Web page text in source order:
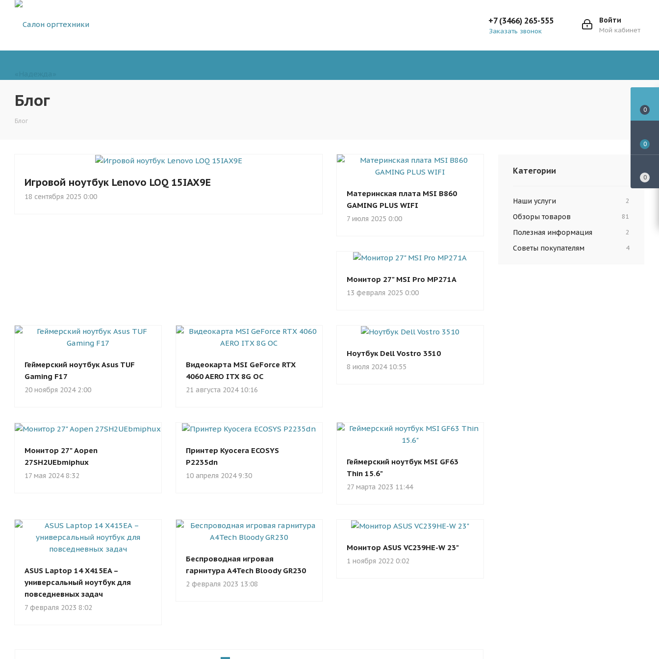
Войти
Мой кабинет
+7 (3466) 265-555
Заказать звонок
Блог
Блог
Игровой ноутбук Lenovo LOQ 15IAX9E
18 сентября 2025 0:00
Материнская плата MSI B860
GAMING PLUS WIFI
7 июля 2025 0:00
Монитор 27" MSI Pro MP271A
13 февраля 2025 0:00
Геймерский ноутбук Asus TUF
Gaming F17
20 ноября 2024 2:00
Видеокарта MSI GeForce RTX
4060 AERO ITX 8G OC
21 августа 2024 10:16
Ноутбук Dell Vostro 3510
8 июля 2024 10:55
Монитор 27" Aopen
27SH2UEbmiphux
17 мая 2024 8:32
Принтер Kyocera ECOSYS
P2235dn
10 апреля 2024 9:30
Геймерский ноутбук MSI GF63
Thin 15.6"
27 марта 2023 11:44
ASUS Laptop 14 X415EA –
универсальный ноутбук для
повседневных задач
7 февраля 2023 8:02
Беспроводная игровая
гарнитура A4Tech Bloody GR230
2 февраля 2023 13:08
Монитор ASUS VC239HE-W 23"
1 ноября 2022 0:02
Категории
Наши услуги 2
Обзоры товаров 81
Полезная информация 2
Советы покупателям 4
0
0
0